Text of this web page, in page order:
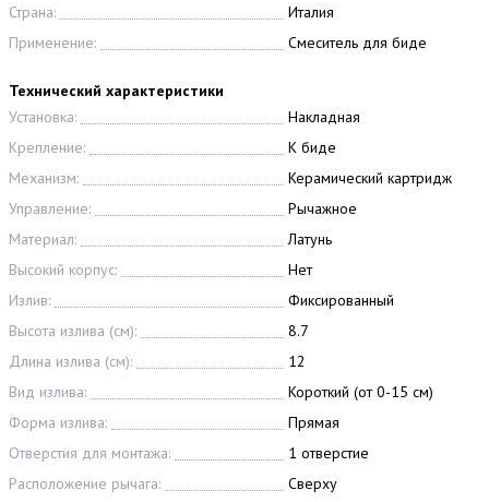
Страна:
Италия
Применение:
Смеситель для биде
Технический характеристики
Установка:
Накладная
Крепление:
К биде
Механизм:
Керамический картридж
Управление:
Рычажное
Материал:
Латунь
Высокий корпус:
Нет
Излив:
Фиксированный
Высота излива (см):
8.7
Длина излива (см):
12
Вид излива:
Короткий (от 0-15 см)
Форма излива:
Прямая
Отверстия для монтажа:
1 отверстие
Расположение рычага:
Сверху